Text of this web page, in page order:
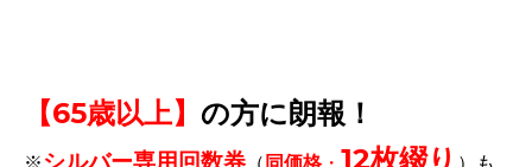
【65歳以上】 の方に朗報！
※ シルバー専用回数券 （ 同価格・ 12枚綴り ）も